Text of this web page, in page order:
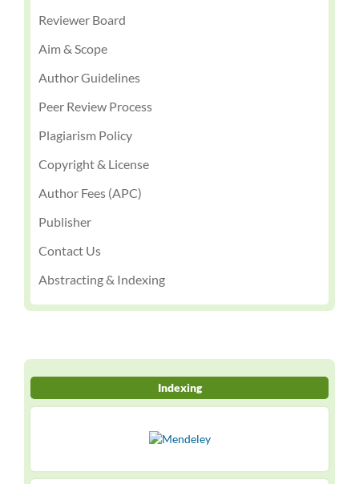
Reviewer Board
Aim & Scope
Author Guidelines
Peer Review Process
Plagiarism Policy
Copyright & License
Author Fees (APC)
Publisher
Contact Us
Abstracting & Indexing
Indexing